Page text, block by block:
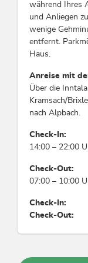
während Ihres
und Anliegen
wenige
entfernt.
Haus.
Anreise mit
Über die
Kramsach/
nach Alpbach.
Check-In:
14:00 – 22:00
Check-Out:
07:00 – 10:00
Check-In:
Check-Out: